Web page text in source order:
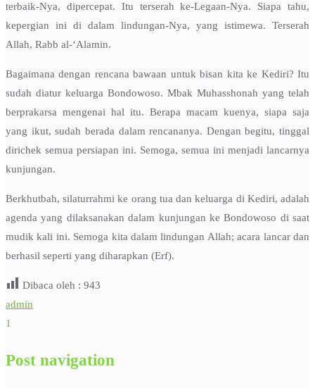
terbaik-Nya, dipercepat. Itu terserah ke-Legaan-Nya. Siapa tahu,
kepergian ini di dalam lindungan-Nya, yang istimewa. Terserah
Allah, Rabb al-‘Alamin.
Bagaimana dengan rencana bawaan untuk bisan kita ke Kediri? Itu
sudah diatur keluarga Bondowoso. Mbak Muhasshonah yang telah
berprakarsa mengenai hal itu. Berapa macam kuenya, siapa saja
yang ikut, sudah berada dalam rencananya. Dengan begitu, tinggal
dirichek semua persiapan ini. Semoga, semua ini menjadi lancarnya
kunjungan.
Berkhutbah, silaturrahmi ke orang tua dan keluarga di Kediri, adalah
agenda yang dilaksanakan dalam kunjungan ke Bondowoso di saat
mudik kali ini. Semoga kita dalam lindungan Allah; acara lancar dan
berhasil seperti yang diharapkan (Erf).
Dibaca oleh : 943
admin
1
Post navigation